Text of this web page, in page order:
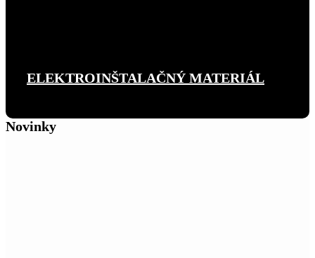
ELEKTROINŠTALAČNÝ MATERIÁL
Novinky